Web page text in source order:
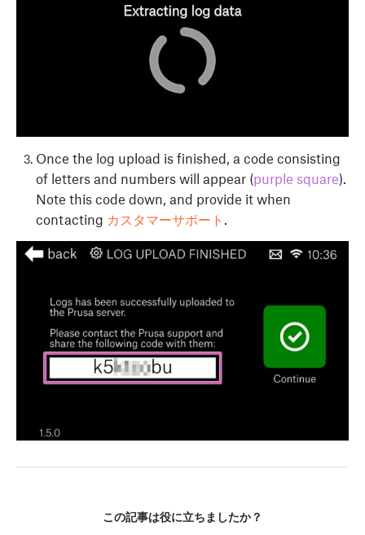
Once the log upload is finished, a code consisting
of letters and numbers will appear (purple square).
Note this code down, and provide it when
contacting カスタマーサポート .
この記事は役に立ちましたか？